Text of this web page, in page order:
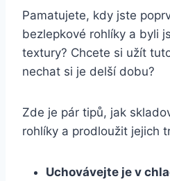
Pamatujete, kdy jste
bezlepkové rohlíky a byli
textury? Chcete si užít
nechat si je delší dobu?
Zde je pár tipů, jak
rohlíky a prodloužit jejich
Uchovávejte je v